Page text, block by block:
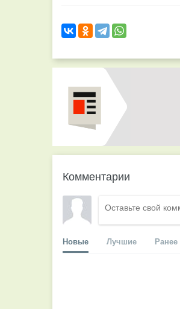
Комментарии
Новые Лучшие Ранее